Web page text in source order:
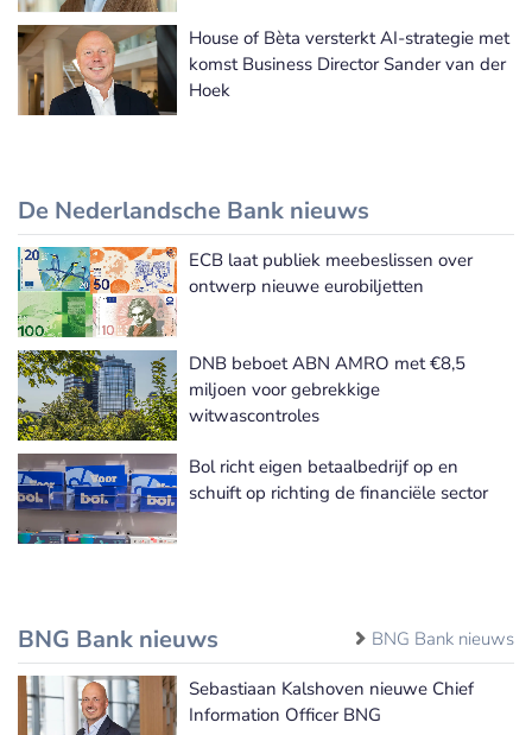
House of Bèta versterkt AI-strategie met
komst Business Director Sander van der
Hoek
De Nederlandsche Bank nieuws
De Nederlandsche Bank nieuws
ECB laat publiek meebeslissen over
ontwerp nieuwe eurobiljetten
DNB beboet ABN AMRO met €8,5
miljoen voor gebrekkige
witwascontroles
Bol richt eigen betaalbedrijf op en
schuift op richting de financiële sector
BNG Bank nieuws BNG Bank nieuws
Sebastiaan Kalshoven nieuwe Chief
Information Officer BNG